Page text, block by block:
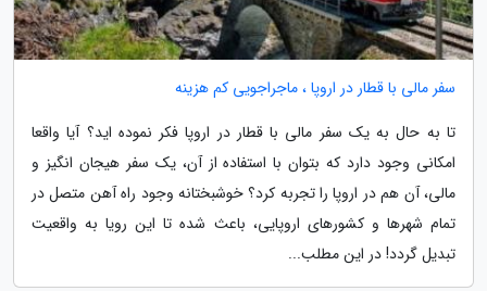
سفر مالی با قطار در اروپا ، ماجراجویی کم هزینه
تا به حال به یک سفر مالی با قطار در اروپا فکر نموده اید؟ آیا واقعا
امکانی وجود دارد که بتوان با استفاده از آن، یک سفر هیجان انگیز و
مالی، آن هم در اروپا را تجربه کرد؟ خوشبختانه وجود راه آهن متصل در
تمام شهرها و کشورهای اروپایی، باعث شده تا این رویا به واقعیت
تبدیل گردد! در این مطلب...